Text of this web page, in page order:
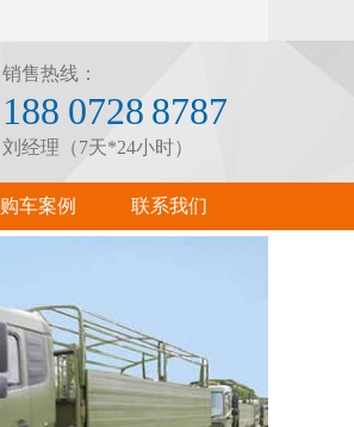
销售热线：
188 0728 8787
刘经理（7天*24小时）
购车案例 联系我们